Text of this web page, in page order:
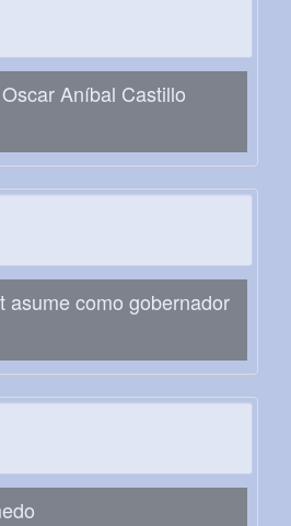
Aníbal Castillo
asume como gobernador